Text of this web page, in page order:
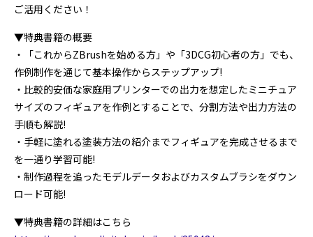
ご活用ください！
▼特典書籍の概要
・「これからZBrushを始める方」や「3DCG初心者の方」でも、
作例制作を通じて基本操作からステップアップ!
・比較的安価な家庭用プリンターでの出力を想定したミニチュア
サイズのフィギュアを作例とすることで、分割方法や出力方法の
手順も解説!
・手軽に塗れる塗装方法の紹介までフィギュアを完成させるまで
を一通り学習可能!
・制作過程を追ったモデルデータおよびカスタムブラシをダウン
ロード可能!
▼特典書籍の詳細はこちら